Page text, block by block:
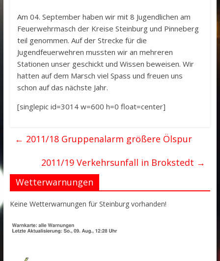
Am 04. September haben wir mit 8 Jugendlichen am
Feuerwehrmasch der Kreise Steinburg und Pinneberg
teil genommen. Auf der Strecke für die
Jugendfeuerwehren mussten wir an mehreren
Stationen unser geschickt und Wissen beweisen. Wir
hatten auf dem Marsch viel Spass und freuen uns
schon auf das nächste Jahr.
[singlepic id=3014 w=600 h=0 float=center]
← 2011/18 Gruppenalarm größere Ölspur
2011/19 Verkehrsunfall in Brokstedt →
Wetterwarnungen
Keine Wetterwarnungen für Steinburg vorhanden!